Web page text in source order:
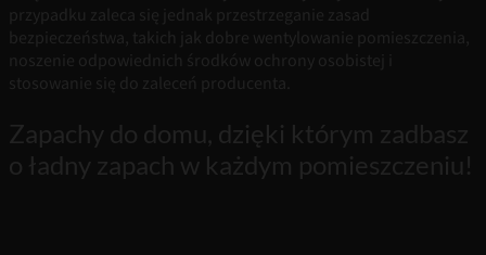
przypadku zaleca się jednak przestrzeganie zasad
bezpieczeństwa, takich jak dobre wentylowanie pomieszczenia,
noszenie odpowiednich środków ochrony osobistej i
stosowanie się do zaleceń producenta.
Zapachy do domu, dzięki którym zadbasz
o ładny zapach w każdym pomieszczeniu!